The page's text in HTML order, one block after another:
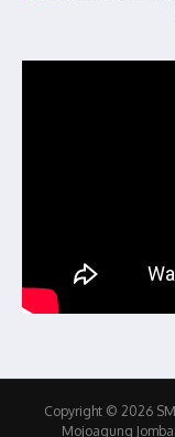
Copyright © 2026
Mojoagung